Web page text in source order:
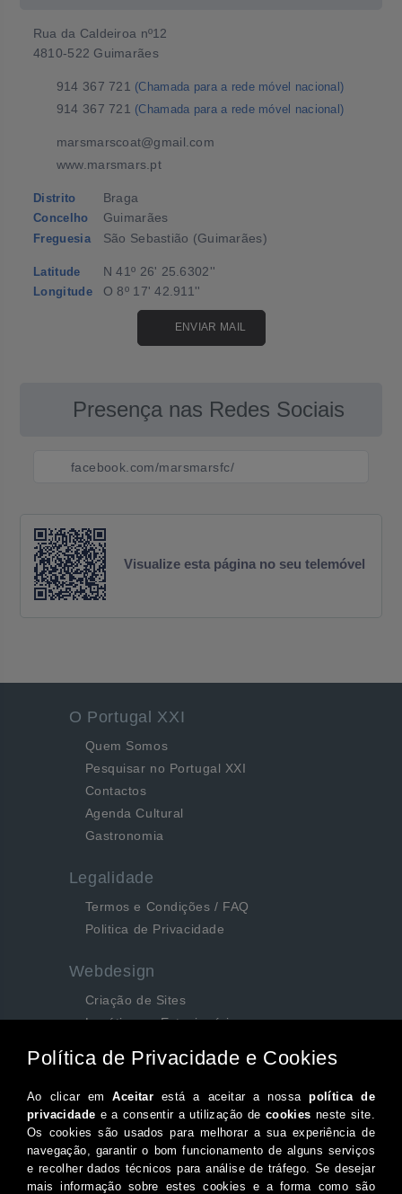
Rua da Caldeiroa nº12
4810-522 Guimarães
914 367 721 (Chamada para a rede móvel nacional)
914 367 721 (Chamada para a rede móvel nacional)
marsmarscoat@gmail.com
www.marsmars.pt
Distrito Braga
Concelho Guimarães
Freguesia São Sebastião (Guimarães)
Latitude N 41º 26' 25.6302''
Longitude O 8º 17' 42.911''
ENVIAR MAIL
Presença nas Redes Sociais
facebook.com/marsmarsfc/
Visualize esta página no seu telemóvel
O Portugal XXI
Quem Somos
Pesquisar no Portugal XXI
Contactos
Agenda Cultural
Gastronomia
Legalidade
Termos e Condições / FAQ
Politica de Privacidade
Webdesign
Criação de Sites
Logótipos e Estacionários
Siga-nos aqui...
Facebook
Instagram
Twitter
Canal do Youtube